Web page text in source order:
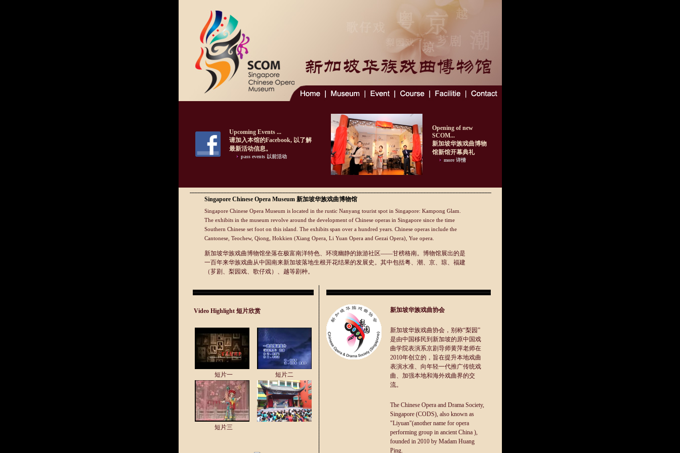
Upcoming Events ...
请加入本馆的Facebook, 以了解
最新活动信息。
pass events 以前活动
Opening of new
SCOM...
新加坡华族戏曲博物
馆新馆开幕典礼
more 详情
Singapore Chinese Opera Museum 新加坡华族戏曲博物馆
Singapore Chinese Opera Museum is located in the rustic Nanyang tourist spot in Singapore: Kampong Glam.
The exhibits in the museum revolve around the development of Chinese operas in Singapore since the time
Southern Chinese set foot on this island. The exhibits span over a hundred years. Chinese operas include the
Cantonese, Teochew, Qiong, Hokkien (Xiang Opera, Li Yuan Opera and Gezai Opera), Yue opera.
新加坡华族戏曲博物馆坐落在极富南洋特色、环境幽静的旅游社区——甘榜格南。博物馆展出的是
一百年来华族戏曲从中国南来新加坡落地生根开花结果的发展史。其中包括粤、潮、京、琼、福建
（芗剧、梨园戏、歌仔戏）、越等剧种。
Video Highlight 短片欣赏
短片一 短片二
短片三
新加坡华族戏曲协会
新加坡华族戏曲协会，别称“梨园”
是由中国移民到新加坡的原中国戏
曲学院表演系京剧导师黄萍老师在
2010年创立的，旨在提升本地戏曲
表演水准、向年轻一代推广传统戏
曲、加强本地和海外戏曲界的交
流。
The Chinese Opera and Drama Society,
Singapore (CODS), also known as
"Liyuan"(another name for opera
performing group in ancient China ),
founded in 2010 by Madam Huang
Ping.